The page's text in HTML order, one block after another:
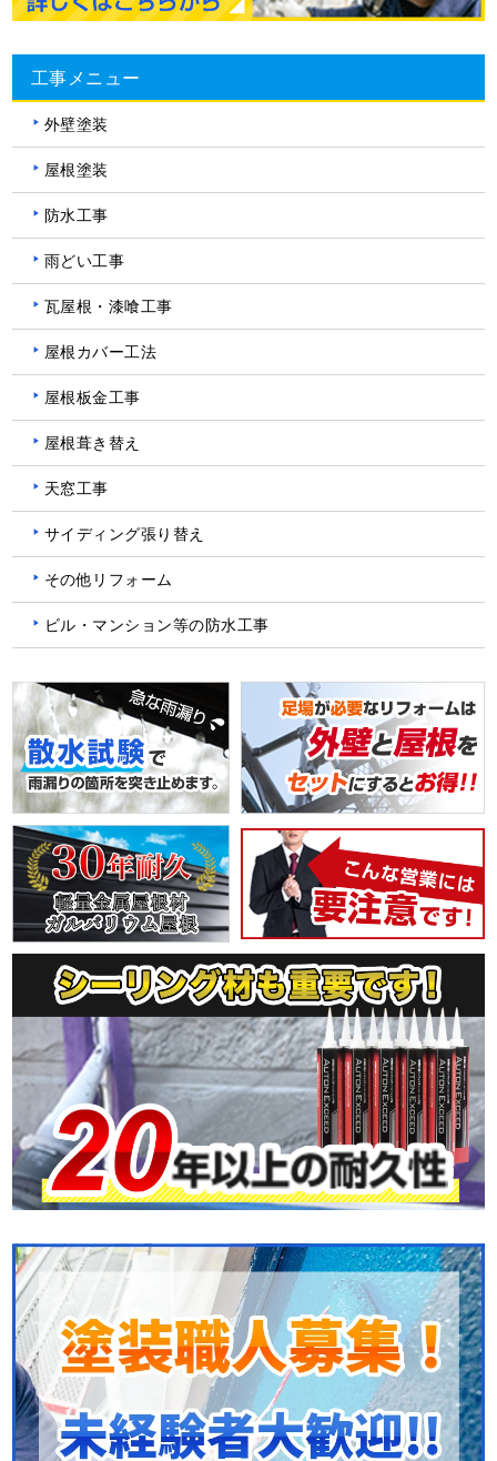
工事メニュー
外壁塗装
屋根塗装
防水工事
雨どい工事
瓦屋根・漆喰工事
屋根カバー工法
屋根板金工事
屋根葺き替え
天窓工事
サイディング張り替え
その他リフォーム
ビル・マンション等の防水工事